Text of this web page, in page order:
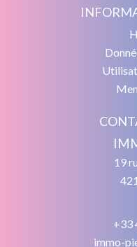
19
+33
immo-